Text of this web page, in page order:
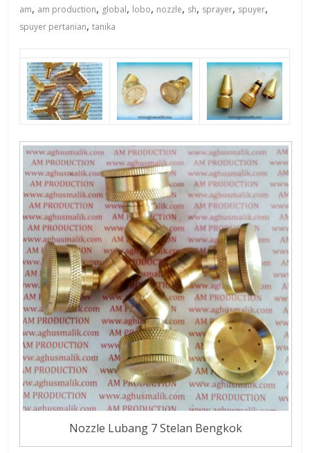
am, am production, global, lobo, nozzle, sh, sprayer, spuyer,
spuyer pertanian,tanika
Nozzle Lubang 7 Stelan Bengkok